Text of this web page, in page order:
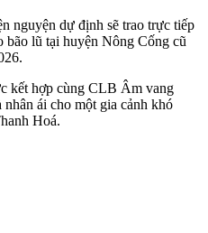
nguyện dự định sẽ trao trực tiếp
bão lũ tại huyện Nông Cống cũ
kết hợp cùng CLB Âm vang
ái cho một gia cảnh khó
Hoá.